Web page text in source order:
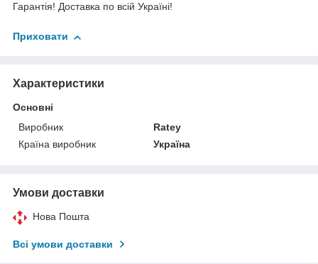
Гарантія! Доставка по всій Україні!
Приховати
Характеристики
Основні
Виробник
Ratey
Країна виробник
Україна
Умови доставки
Нова Пошта
Всі умови доставки